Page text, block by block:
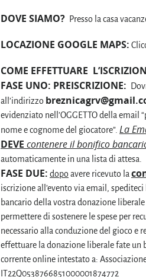
DOVE SIAMO? Presso la casa
LOCAZIONE GOOGLE MAPS:
COME EFFETTUARE
FASE UNO: PREISCRIZIONE:
all’indirizzo
evidenziato nell’OGGETTO della email
nome e cognome del giocatore”. La
DEVE contenere il bonifico
automaticamente in una lista di attesa.
FASE DUE: dopo avere ricevuto la
iscrizione all’evento via email,
bancario della vostra donazione
permettere di sostenere le spese per
necessario alla conduzione del gioco e
effettuare la donazione liberale fate un
corrente online intestato a:
IT22Q0538766851000001874772